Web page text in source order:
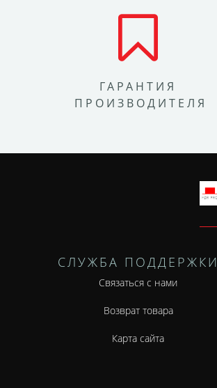
ГАРАНТИЯ
ПРОИЗВОДИТЕЛЯ
СЛУЖБА ПОДДЕРЖКИ
Связаться с нами
Возврат товара
Карта сайта